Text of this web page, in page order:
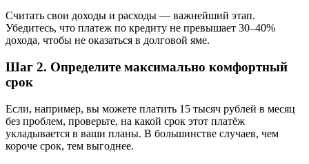
Считать свои доходы и расходы — важнейший этап.
Убедитесь, что платеж по кредиту не превышает 30–40%
дохода, чтобы не оказаться в долговой яме.
Шаг 2. Определите максимально комфортный
срок
Если, например, вы можете платить 15 тысяч рублей в месяц
без проблем, проверьте, на какой срок этот платёж
укладывается в ваши планы. В большинстве случаев, чем
короче срок, тем выгоднее.